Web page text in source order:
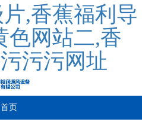
,香蕉福利导
色网站二,香
污污网址
首页